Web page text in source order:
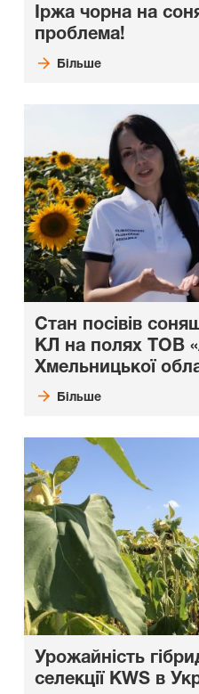
Іржа чорна на
проблема!
Більше
Стан посівів
КЛ на полях
Хмельницької
Більше
Урожайність
селекції KWS в